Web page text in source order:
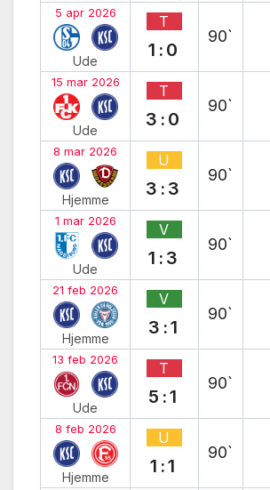
5 apr 2026
Ude
T
1:0
90`
15 mar 2026
Ude
T
3:0
90`
8 mar 2026
Hjemme
U
3:3
90`
1 mar 2026
Ude
V
1:3
90`
21 feb 2026
Hjemme
V
3:1
90`
13 feb 2026
Ude
T
5:1
90`
8 feb 2026
Hjemme
U
1:1
90`